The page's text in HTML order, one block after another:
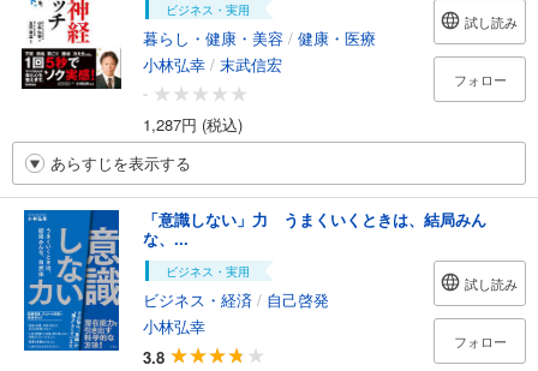
ビジネス・実用
暮らし・健康・美容 / 健康・医療
小林弘幸 / 末武信宏
-
1,287円 (税込)
試し読み
フォロー
あらすじを表示する
「意識しない」力 うまくいくときは、結局みん
な、...
ビジネス・実用
ビジネス・経済 / 自己啓発
小林弘幸
3.8
試し読み
フォロー